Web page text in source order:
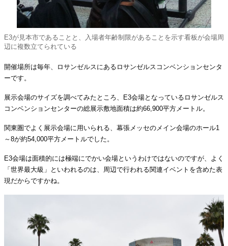
E3が見本市であることと、入場者年齢制限があることを示す看板が会場周
辺に複数立てられている
開催場所は毎年、ロサンゼルスにあるロサンゼルスコンベンションセンタ
ーです。
展示会場のサイズを調べてみたところ、E3会場となっているロサンゼルス
コンベンションセンターの総展示敷地面積は約66,900平方メートル。
関東圏でよく展示会場に用いられる、幕張メッセのメイン会場のホール1
～8が約54,000平方メートルでした。
E3会場は面積的には極端にでかい会場というわけではないのですが、よく
「世界最大級」といわれるのは、周辺で行われる関連イベントを含めた表
現だからですかね。